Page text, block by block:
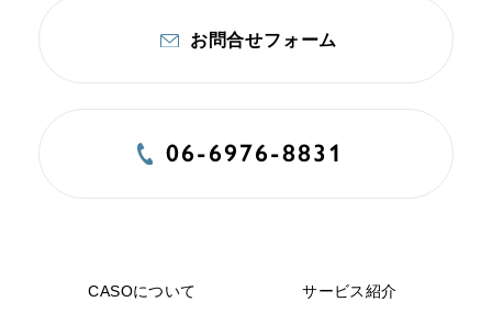
お問合せフォーム
06-6976-8831
CASOについて サービス紹介